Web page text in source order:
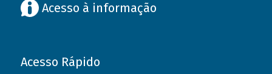
Acesso à informação
Acesso Rápido